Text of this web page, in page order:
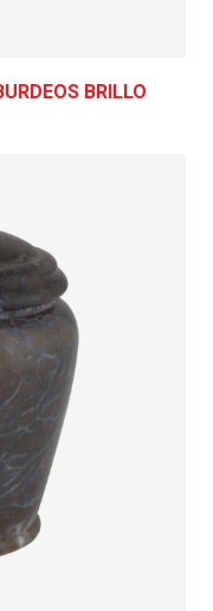
BRILLO